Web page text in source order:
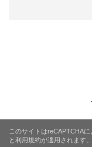
このサイトはreCAPTCHA
と利用規約が適用されます。